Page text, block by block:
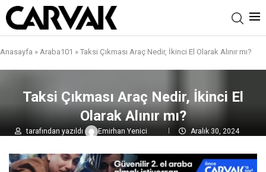
Anasayfa » Araba101 » Taksi Çıkması Araç Nedir, İkinci El Olarak Alınır mı?
Taksi Çıkması Araç Nedir, İkinci El
Olarak Alınır mı?
tarafından yazıldı Emirhan Yenici
Aralık 30, 2024